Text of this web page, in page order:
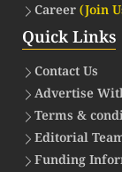
Career(Join
Quick Links
Contact Us
Advertise
Terms &
Editorial
Funding